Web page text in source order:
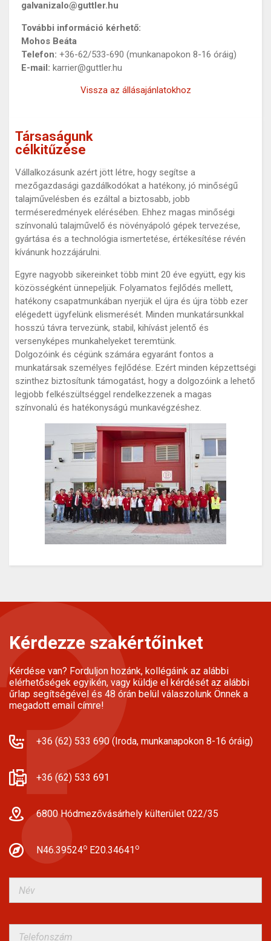
galvanizalo@guttler.hu
További információ kérhető:
Mohos Beáta
Telefon: +36-62/533-690 (munkanapokon 8-16 óráig)
E-mail: karrier@guttler.hu
Vissza az állásajánlatokhoz
Társaságunk
célkitűzése
Vállalkozásunk azért jött létre, hogy segítse a
mezőgazdasági gazdálkodókat a hatékony, jó minőségű
talajművelésben és ezáltal a biztosabb, jobb
terméseredmények elérésében. Ehhez magas minőségi
színvonalú talajművelő és növényápoló gépek tervezése,
gyártása és a technológia ismertetése, értékesítése révén
kívánunk hozzájárulni.
Egyre nagyobb sikereinket több mint 20 éve együtt, egy kis
közösségként ünnepeljük. Folyamatos fejlődés mellett,
hatékony csapatmunkában nyerjük el újra és újra több ezer
elégedett ügyfelünk elismerését. Minden munkatársunkkal
hosszú távra tervezünk, stabil, kihívást jelentő és
versenyképes munkahelyeket teremtünk.
Dolgozóink és cégünk számára egyaránt fontos a
munkatársak személyes fejlődése. Ezért minden képzettségi
szinthez biztosítunk támogatást, hogy a dolgozóink a lehető
legjobb felkészültséggel rendelkezzenek a magas
színvonalú és hatékonyságú munkavégzéshez.
Kérdezze szakértőinket
Kérdése van? Forduljon hozánk, kollégáink az alábbi
elérhetőségek egyikén, vagy küldje el kérdését az alábbi
űrlap segítségével és 48 órán belül válaszolunk Önnek a
megadott email címre!
+36 (62) 533 690 (Iroda, munkanapokon 8-16 óráig)
+36 (62) 533 691
6800 Hódmezővásárhely külterület 022/35
N46.39524o E20.34641 o